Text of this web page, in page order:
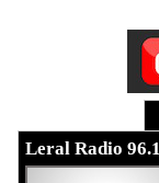
Leral Radio